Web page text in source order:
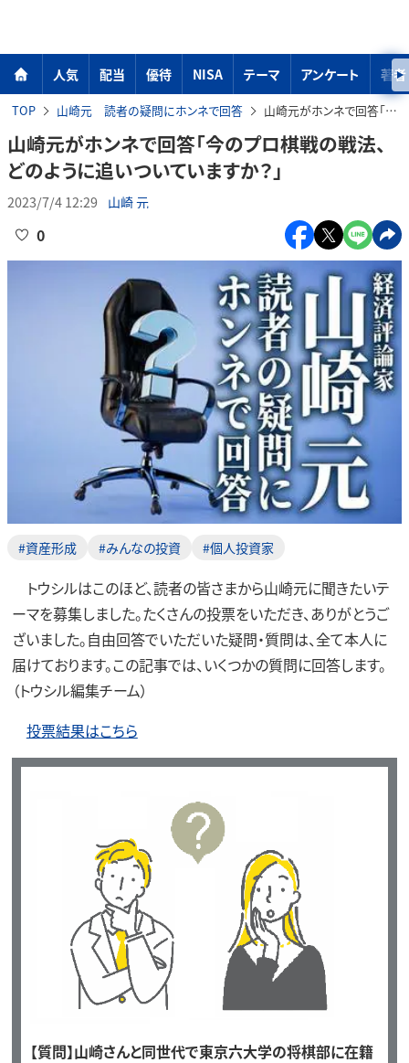
人気 配当 優待 NISA テーマ アンケート 著者
TOP 山崎元 読者の疑問にホンネで回答 山崎元がホンネで回答「今のプロ棋戦の戦法、どのように追いついていますか？」
山崎元がホンネで回答「今のプロ棋戦の戦法、
どのように追いついていますか？」
2023/7/4 12:29 山崎 元
0
#資産形成 #みんなの投資 #個人投資家
トウシルはこのほど、読者の皆さまから山崎元に聞きたいテ
ーマを募集しました。たくさんの投票をいただき、ありがとうご
ざいました。自由回答でいただいた疑問・質問は、全て本人に
届けております。この記事では、いくつかの質問に回答します。
（トウシル編集チーム）
投票結果はこちら
【質問】山崎さんと同世代で東京六大学の将棋部に在籍